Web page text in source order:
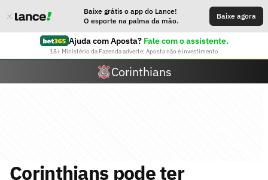
Baixe grátis o app do Lance!
O esporte na palma da mão.
Baixe agora
Ajuda com Aposta? Fale com o assistente.
18+ Ministério da Fazenda adverte: Aposta não é investimento
Corinthians
Corinthians pode ter